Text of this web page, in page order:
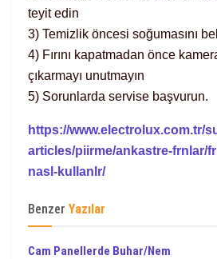
teyit edin
3) Temizlik öncesi soğumasını
4) Fırını kapatmadan önce
çıkarmayı unutmayın
5) Sorunlarda servise başvurun.
https://www.electrolux.com.tr/
articles/piirme/ankastre-frnlar/
nasl-kullanlr/
Benzer Yazılar
Cam Panellerde Buhar/Nem